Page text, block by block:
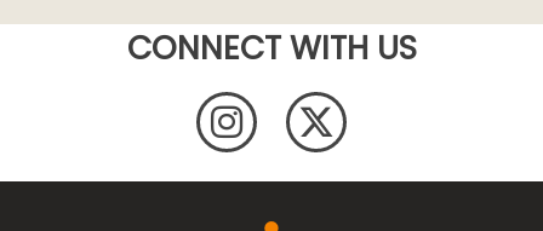
CONNECT WITH US